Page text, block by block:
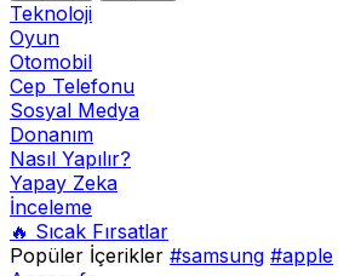
Teknoloji
Oyun
Otomobil
Cep Telefonu
Sosyal Medya
Donanım
Nasıl Yapılır?
Yapay Zeka
İnceleme
🔥 Sıcak Fırsatlar
Popüler İçerikler #samsung #apple